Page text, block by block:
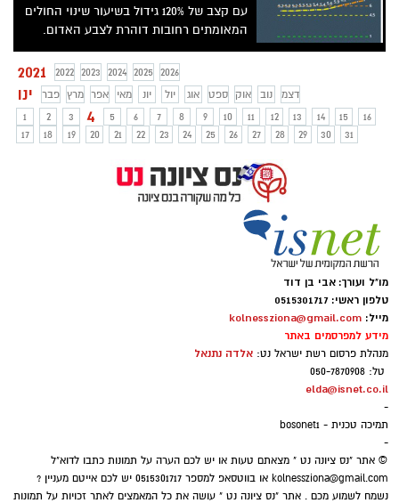
עם קצב של 120% גידול בשיעור שינוי החולים
המאומתים רחובות דוהרת לצבע האדום.
האם ניתן להשיג שינוי בקצב ההדבקה
2021 2022 2023 2024 2025 2026
ינו פבר מרץ אפר מאי יונ יול אוג ספט אוק נוב
דצמ
1
2 3 4 5 6 7 8 9 10 11 12 13 14 15
16
17
18 19 20 21 22 23 24 25 26 27 28 29 30 31
מו"ל ועורך: אבי בן דוד
טלפון ראשי: 0515301717
מייל: kolnessziona@gmail.com
מידע למפרסמים באתר
מנהלת פרסום רשת ישראל נט: אלדה נתנאל
טל: 050-7870908
elda@isnet.co.il
-
תמיכה טכנית - bosonet1
-
© אתר "נס ציונה נט " מצאתם טעות או יש לכם הערה על תמונות כתבו לדוא"ל
kolnessziona@gmail.com
או בווטסאפ למספר 0515301717 יש לכם אייטם מעניין ?
נשמח לשמוע מכם . אתר "נס ציונה נט " עושה את כל המאמצים לאתר זכויות על תמונות